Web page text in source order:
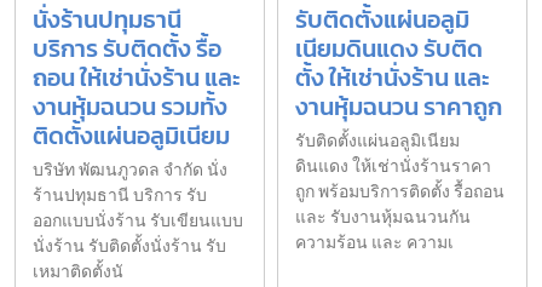
นั่งร้านปทุมธานี
บริการ รับติดตั้ง รื้อ
ถอน ให้เช่านั่งร้าน และ
งานหุ้มฉนวน รวมทั้ง
ติดตั้งแผ่นอลูมิเนียม
บริษัท พัฒนภูวดล จำกัด นั่ง
ร้านปทุมธานี บริการ รับ
ออกแบบนั่งร้าน รับเขียนแบบ
นั่งร้าน รับติดตั้งนั่งร้าน รับ
เหมาติดตั้งนั
รับติดตั้งแผ่นอลูมิ
เนียมดินแดง รับติด
ตั้ง ให้เช่านั่งร้าน และ
งานหุ้มฉนวน ราคาถูก
รับติดตั้งแผ่นอลูมิเนียม
ดินแดง ให้เช่านั่งร้านราคา
ถูก พร้อมบริการติดตั้ง รื้อถอน
และ รับงานหุ้มฉนวนกัน
ความร้อน และ ความเ